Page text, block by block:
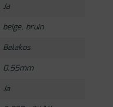
Ja
beige, bruin
Belakos
0.55mm
Ja